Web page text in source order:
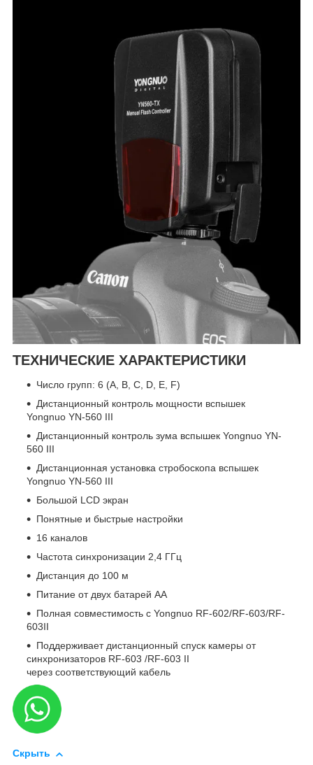
ТЕХНИЧЕСКИЕ ХАРАКТЕРИСТИКИ
Число групп: 6 (А, В, С, D, E, F)
Дистанционный контроль мощности вспышек
Yongnuo YN-560 III
Дистанционный контроль зума вспышек Yongnuo YN-
560 III
Дистанционная установка стробоскопа вспышек
Yongnuo YN-560 III
Большой LCD экран
Понятные и быстрые настройки
16 каналов
Частота синхронизации 2,4 ГГц
Дистанция до 100 м
Питание от двух батарей AA
Полная совместимость с Yongnuo RF-602/RF-603/RF-
603II
Поддерживает дистанционный спуск камеры от
синхронизаторов RF-603 /RF-603 II
через соответствующий кабель
Скрыть